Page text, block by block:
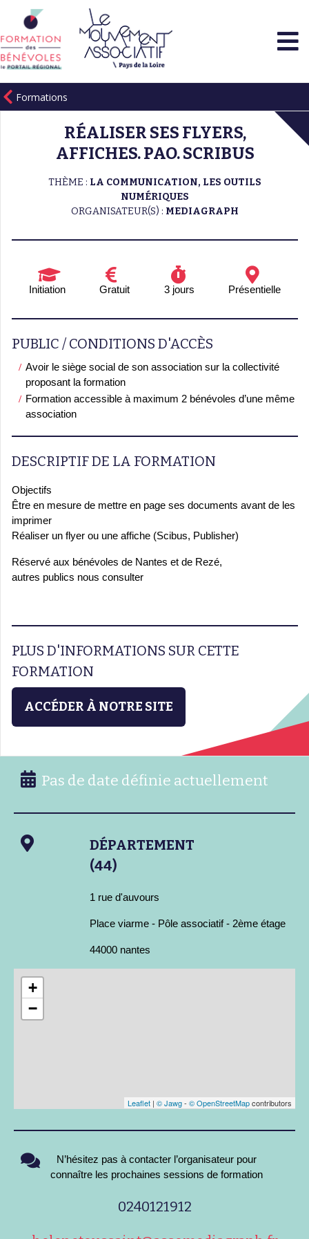
Formations
RÉALISER SES FLYERS,
AFFICHES. PAO. SCRIBUS
THÈME : LA COMMUNICATION, LES OUTILS
NUMÉRIQUES
ORGANISATEUR(S) : MEDIAGRAPH
Initiation Gratuit 3 jours Présentielle
PUBLIC / CONDITIONS D'ACCÈS
Avoir le siège social de son association sur la collectivité
proposant la formation
Formation accessible à maximum 2 bénévoles d’une même
association
DESCRIPTIF DE LA FORMATION
Objectifs
Être en mesure de mettre en page ses documents avant de les
imprimer
Réaliser un flyer ou une affiche (Scibus, Publisher)
Réservé aux bénévoles de Nantes et de Rezé,
autres publics nous consulter
PLUS D'INFORMATIONS SUR CETTE
FORMATION
ACCÉDER À NOTRE SITE
Pas de date définie actuellement
DÉPARTEMENT
(44)
1 rue d'auvours
Place viarme - Pôle associatif - 2ème étage
44000 nantes
+
−
Leaflet | © Jawg- © OpenStreetMapcontributors
N’hésitez pas à contacter l’organisateur pour
connaître les prochaines sessions de formation
0240121912